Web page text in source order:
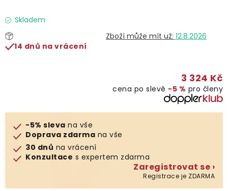
O nás
Kontakty
Skladem
12.8.2026
14 dnů na vrácení
3 324 Kč
cena po slevě −5 % pro členy
-5% sleva na vše
Doprava zdarma na vše
30 dnů na vrácení
Konzultace s expertem zdarma
Zaregistrovat se ›
Registrace je ZDARMA